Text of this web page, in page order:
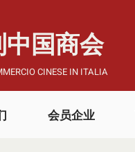
国商会
CINESE IN ITALIA
会员企业